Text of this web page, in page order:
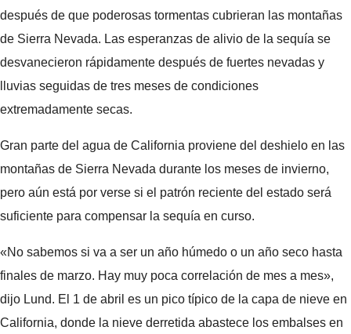
después de que poderosas tormentas cubrieran las montañas
de Sierra Nevada. Las esperanzas de alivio de la sequía se
desvanecieron rápidamente después de fuertes nevadas y
lluvias seguidas de tres meses de condiciones
extremadamente secas.
Gran parte del agua de California proviene del deshielo en las
montañas de Sierra Nevada durante los meses de invierno,
pero aún está por verse si el patrón reciente del estado será
suficiente para compensar la sequía en curso.
«No sabemos si va a ser un año húmedo o un año seco hasta
finales de marzo. Hay muy poca correlación de mes a mes»,
dijo Lund. El 1 de abril es un pico típico de la capa de nieve en
California, donde la nieve derretida abastece los embalses en